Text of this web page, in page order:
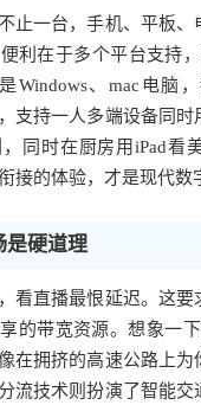
止一台，手机、平板、
利在于多个平台支持，
Windows、mac电脑
支持一人多端设备同时
同时在厨房用iPad看
接的体验，才是现代数
是硬道理
看直播最恨延迟。这要
的带宽资源。想象一
在拥挤的高速公路上为
流技术则扮演了智能交